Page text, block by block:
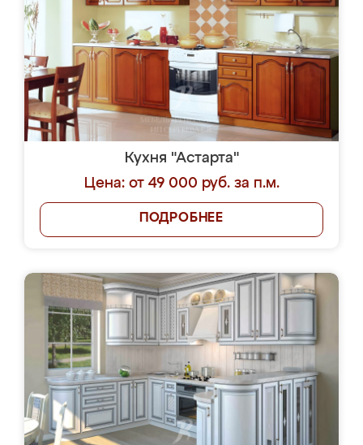
Кухня "Астарта"
Цена: от 49 000 руб. за п.м.
ПОДРОБНЕЕ